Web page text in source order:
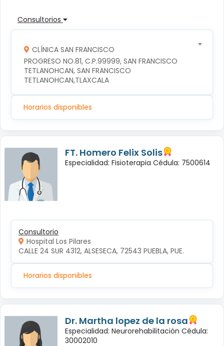
Consultorios
CLÍNICA SAN FRANCISCO
PROGRESO NO.81, C.P.99999, SAN FRANCISCO
TETLANOHCAN, SAN FRANCISCO
TETLANOHCAN,TLAXCALA
Horarios disponibles
FT. Homero Felix Solis
Especialidad: Fisioterapia Cédula: 7500614
Consultorio
Hospital Los Pilares
CALLE 24 SUR 4312, ALSESECA, 72543 PUEBLA, PUE.
Horarios disponibles
Dr. Martha lopez de la rosa
Especialidad: Neurorehabilitación Cédula:
30002010